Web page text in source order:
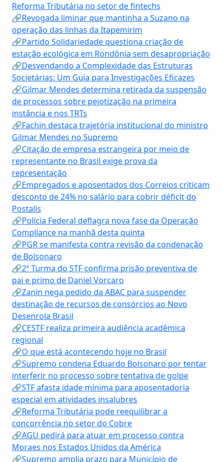
Reforma Tributária no setor de fintechs
🔗Revogada liminar que mantinha a Suzano na
operação das linhas da Itapemirim
🔗Partido Solidariedade questiona criação de
estação ecológica em Rondônia sem desapropriação
🔗Desvendando a Complexidade das Estruturas
Societárias: Um Guia para Investigações Eficazes
🔗Gilmar Mendes determina retirada da suspensão
de processos sobre pejotização na primeira
instância e nos TRTs
🔗Fachin destaca trajetória institucional do ministro
Gilmar Mendes no Supremo
🔗Citação de empresa estrangeira por meio de
representante no Brasil exige prova da
representação
🔗Empregados e aposentados dos Correios criticam
desconto de 24% no salário para cobrir déficit do
Postalis
🔗Polícia Federal deflagra nova fase da Operação
Compliance na manhã desta quinta
🔗PGR se manifesta contra revisão da condenação
de Bolsonaro
🔗2ª Turma do STF confirma prisão preventiva de
pai e primo de Daniel Vorcaro
🔗Zanin nega pedido da ABAC para suspender
destinação de recursos de consórcios ao Novo
Desenrola Brasil
🔗CESTF realiza primeira audiência acadêmica
regional
🔗O que está acontecendo hoje no Brasil
🔗Supremo condena Eduardo Bolsonaro por tentar
interferir no processo sobre tentativa de golpe
🔗STF afasta idade mínima para aposentadoria
especial em atividades insalubres
🔗Reforma Tributária pode reequilibrar a
concorrência no setor do Cobre
🔗AGU pedirá para atuar em processo contra
Moraes nos Estados Unidos da América
🔗Supremo amplia prazo para Município de